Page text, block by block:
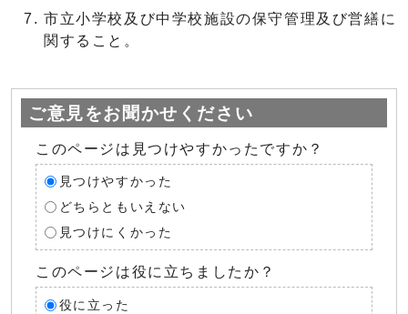
市立小学校及び中学校施設の保守管理及び営繕に
関すること。
ご意見をお聞かせください
このページは見つけやすかったですか？
見つけやすかった
どちらともいえない
見つけにくかった
このページは役に立ちましたか？
役に立った